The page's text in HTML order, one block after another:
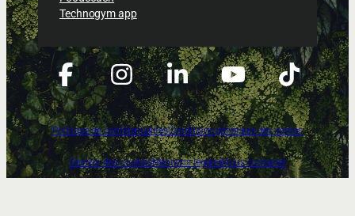
Technogym app
Politique de confidentialitésConditions générales des ventes
Gestion des cookiesMentions légalesNous contacter